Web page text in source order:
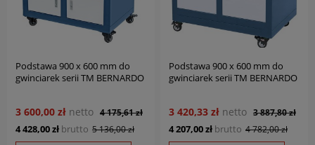
Podstawa 900 x 600 mm do
gwinciarek serii TM BERNARDO
4 428,00 zł brutto 5 136,00 zł
3 600,00 zł netto 4 175,61 zł
Podstawa 900 x 600 mm do
gwinciarek serii TM BERNARDO
4 207,00 zł brutto 4 782,00 zł
3 420,33 zł netto 3 887,80 zł